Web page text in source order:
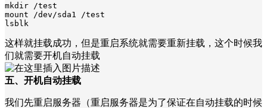
mkdir /test
mount /dev/sda1 /test
lsblk
这样就挂载成功，但是重启系统就需要重新挂载，这个时候我
们就需要开机自动挂载
五、开机自动挂载
我们先重启服务器（重启服务器是为了保证在自动挂载的时候